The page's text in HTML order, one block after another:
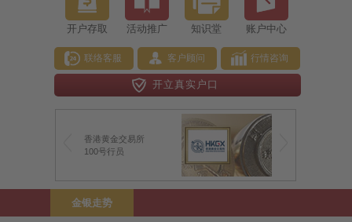
开户存取 活动推广 知识堂 账户中心
联络客服 客户顾问 行情咨询
开立真实户口
香港黄金交易所
100号行员
金银走势